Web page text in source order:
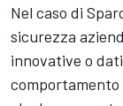
Nel caso di
sicurezza
innovative o